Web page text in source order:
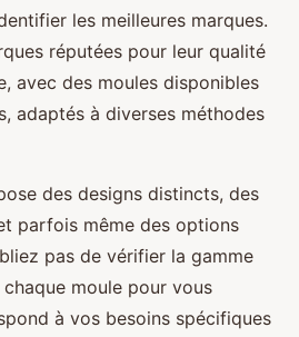
les meilleures marques.
réputées pour leur qualité
avec des moules disponibles
adaptés à diverses méthodes
des designs distincts, des
parfois même des options
pas de vérifier la gamme
moule pour vous
à vos besoins spécifiques